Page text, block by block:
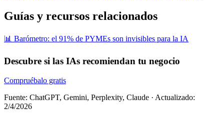
Guías y recursos relacionados
📊 Barómetro: el 91% de PYMEs son invisibles para la IA
Descubre si las IAs recomiendan tu negocio
Compruébalo gratis
Fuente: ChatGPT, Gemini, Perplexity, Claude · Actualizado:
2/4/2026